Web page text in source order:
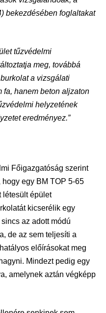
bekezdésében foglaltakat
tűzvédelmi
meg, továbbá
a vizsgálati
fa, hanem beton aljzaton
helyzetének
eredményez.”
Főigazgatóság szerint
egy BM TOP 5-65
létesült épület
kicserélik egy
az adott módú
de az sem teljesíti a
előírásokat meg
Mindezt pedig egy
amelynek aztán végképp